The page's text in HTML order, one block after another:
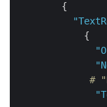
        {
            {
#